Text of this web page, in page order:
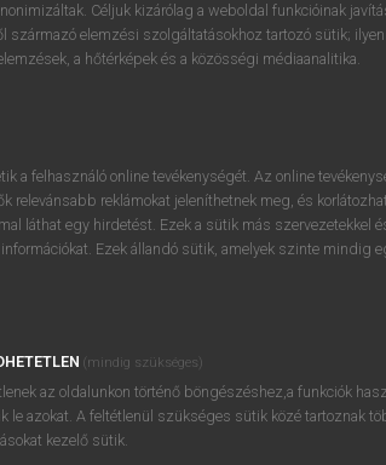
próbaverziójának
regisztrálok ésbelépek.
REGISZTRÁCIÓ
Céljuk kizárólag a weboldal funkcióinak
származó elemzési szolgáltatásokhoz tartozó sütik;
a hőtérképek és a közösségi médiaanalitika.
a felhasználó online tevékenységét. Az online
relevánsabb reklámokat jeleníthetnek meg, és
láthat egy hirdetést. Ezek a sütik más szervezetekkel
Ezek állandó sütik, amelyek szinte mindig
(mindig szükséges)
az oldalunkon történő böngészéshez,a funkciók
le azokat. A feltétlenül szükséges sütik közé tartoznak
kezelő sütik.
x c v b n m , .